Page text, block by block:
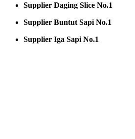
Supplier Daging Slice No.1
Supplier Buntut Sapi No.1
Supplier Iga Sapi No.1